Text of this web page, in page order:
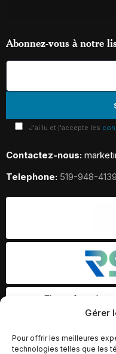
Gérer
Pour offrir les meilleures
technologies telles que les
Abonnez-vous à notre
J'ai lu et j'accepte les
Contactez-nous:
Telephone: 519-948-4139